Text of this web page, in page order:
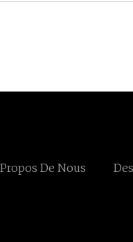
De Nous